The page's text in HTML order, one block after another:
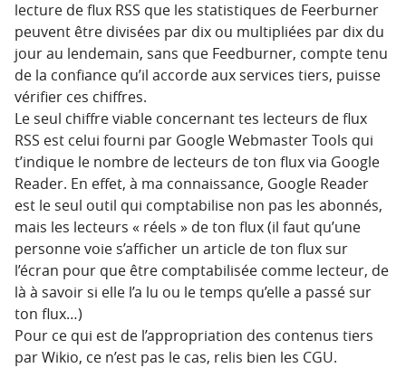
lecture de flux RSS que les statistiques de Feerburner
peuvent être divisées par dix ou multipliées par dix du
jour au lendemain, sans que Feedburner, compte tenu
de la confiance qu’il accorde aux services tiers, puisse
vérifier ces chiffres.
Le seul chiffre viable concernant tes lecteurs de flux
RSS est celui fourni par Google Webmaster Tools qui
t’indique le nombre de lecteurs de ton flux via Google
Reader. En effet, à ma connaissance, Google Reader
est le seul outil qui comptabilise non pas les abonnés,
mais les lecteurs « réels » de ton flux (il faut qu’une
personne voie s’afficher un article de ton flux sur
l’écran pour que être comptabilisée comme lecteur, de
là à savoir si elle l’a lu ou le temps qu’elle a passé sur
ton flux…)
Pour ce qui est de l’appropriation des contenus tiers
par Wikio, ce n’est pas le cas, relis bien les CGU.